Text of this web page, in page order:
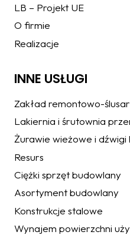
LB – Projekt UE
O firmie
Realizacje
INNE USŁUGI
Zakład remontowo-
Lakiernia i śrutownia
Żurawie wieżowe i dźwigi
Resurs
Ciężki sprzęt budowlany
Asortyment budowlany
Konstrukcje stalowe
Wynajem powierzchni